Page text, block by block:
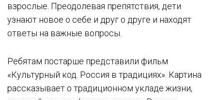
взрослые. Преодолевая препятствия, дети
узнают новое о себе и друг о друге и находят
ответы на важные вопросы.
Ребятам постарше представили фильм
«Культурный код. Россия в традициях». Картина
рассказывает о традиционном укладе жизни,